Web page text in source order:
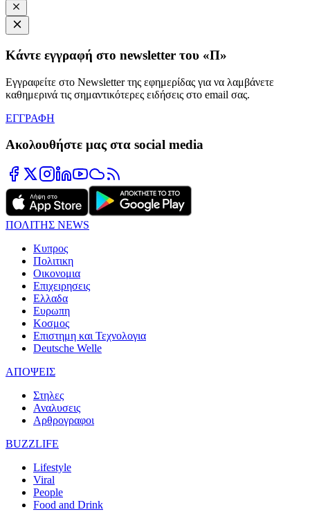
Κάντε εγγραφή στο newsletter του «Π»
Εγγραφείτε στο Newsletter της εφημερίδας για να λαμβάνετε
καθημερινά τις σημαντικότερες ειδήσεις στο email σας.
ΕΓΓΡΑΦΗ
Ακολουθήστε μας στα social media
ΠΟΛΙΤΗΣ NEWS
Κυπρος
Πολιτικη
Οικονομια
Επιχειρησεις
Ελλαδα
Ευρωπη
Κοσμος
Επιστημη και Τεχνολογια
Deutsche Welle
ΑΠΟΨΕΙΣ
Στηλες
Αναλυσεις
Αρθρογραφοι
BUZZLIFE
Lifestyle
Viral
People
Food and Drink